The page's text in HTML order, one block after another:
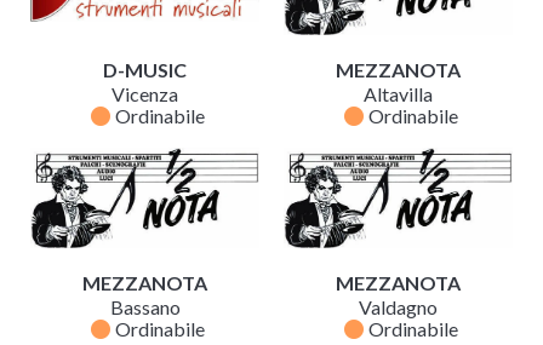
D-MUSIC
Vicenza
fiber_manual_record Ordinabile
MEZZANOTA
Altavilla
fiber_manual_record Ordinabile
MEZZANOTA
Bassano
fiber_manual_record Ordinabile
MEZZANOTA
Valdagno
fiber_manual_record Ordinabile